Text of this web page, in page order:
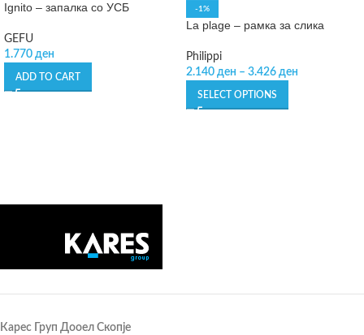
Ignito – запалка со УСБ
GEFU
1.770 ден
ADD TO CART
-1%
La plage – рамка за слика
Philippi
2.140 ден – 3.426 ден
SELECT OPTIONS
Карес Груп Дооел Скопје